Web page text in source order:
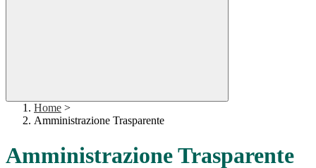
Home >
Amministrazione Trasparente
Amministrazione Trasparente